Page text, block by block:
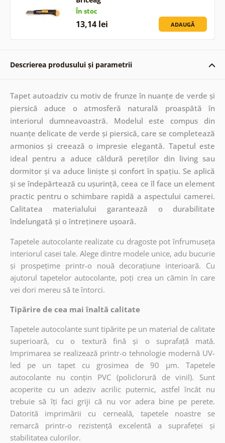
În stoc
13,14 lei ADAUGĂ
Descrierea produsului și parametrii
Tapet autoadziv cu motiv de frunze în nuanțe de verde și
piersică aduce o atmosferă naturală proaspătă în
interiorul dumneavoastră. Modelul este compus din
nuanțe delicate de verde și piersică, care se completează
armonios și creează o impresie elegantă. Tapetul este
ideal pentru a aduce căldură pereților din living sau
dormitor și va aduce liniște și confort în spațiu. Se aplică
și se îndepărtează cu ușurință, ceea ce îl face un element
practic pentru o schimbare rapidă a aspectului camerei.
Calitatea materialului garantează o durabilitate
îndelungată și o întreținere ușoară.
Tapetele autocolante realizate cu dragoste pot înfrumuseța
interiorul casei tale. Alege dintre modele unice, adu bucurie
și prospețime printr-o nouă decorațiune interioară. Cu
ajutorul tapetelor autocolante, poți crea un cămin în care
vei dori mereu să te întorci.
Tipărire de cea mai înaltă calitate
Tapetele autocolante sunt tipărite pe un material de calitate
superioară, cu o textură fină și o suprafață mată.
Imprimarea se realizează printr-o tehnologie modernă UV-
led pe un tapet cu grosimea de 90 µm. Tapetele
autocolante nu conțin PVC (policlorură de vinil). Sunt
acoperite cu un adeziv acrilic puternic, astfel încât nu
trebuie să îți faci griji că nu vor adera bine pe perete.
Datorită imprimării cu cerneală, tapetele noastre se
remarcă printr-o rezistență excelentă a suprafeței și
stabilitatea culorilor.